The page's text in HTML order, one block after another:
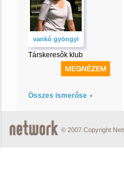
vankó gyöngyi
Társkeresők klub
Összes ismerőse
© 2007 Copyright